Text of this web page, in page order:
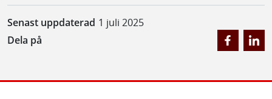
Senast uppdaterad 1 juli 2025
Dela på